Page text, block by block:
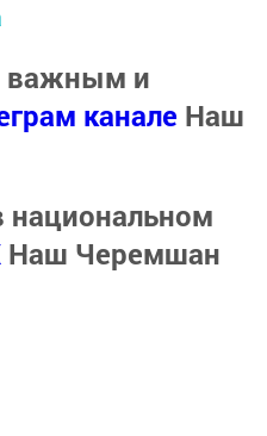
важным и
канале Наш
национальном
Наш Черемшан